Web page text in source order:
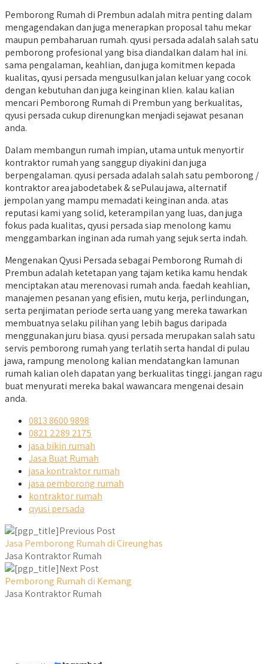
Pemborong Rumah di Prembun adalah mitra penting dalam
mengagendakan dan juga menerapkan proposal tahu mekar
maupun pembaharuan rumah. qyusi persada adalah salah satu
pemborong profesional yang bisa diandalkan dalam hal ini.
sama pengalaman, keahlian, dan juga komitmen kepada
kualitas, qyusi persada mengusulkan jalan keluar yang cocok
dengan kebutuhan dan juga keinginan klien. kalau kalian
mencari Pemborong Rumah di Prembun yang berkualitas,
qyusi persada cukup direnungkan menjadi sejawat pesanan
anda.
Dalam membangun rumah impian, utama untuk menyortir
kontraktor rumah yang sanggup diyakini dan juga
berpengalaman. qyusi persada adalah salah satu pemborong /
kontraktor area jabodetabek & sePulau jawa, alternatif
jempolan yang mampu memadati keinginan anda. atas
reputasi kami yang solid, keterampilan yang luas, dan juga
fokus pada kualitas, qyusi persada siap menolong kamu
menggambarkan inginan ada rumah yang sejuk serta indah.
Mengenakan Qyusi Persada sebagai Pemborong Rumah di
Prembun adalah ketetapan yang tajam ketika kamu hendak
menciptakan atau merenovasi rumah anda. faedah keahlian,
manajemen pesanan yang efisien, mutu kerja, perlindungan,
serta penjimatan periode serta uang yang mereka tawarkan
membuatnya selaku pilihan yang lebih bagus daripada
menggunakan juru biasa. qyusi persada merupakan salah satu
servis pemborong rumah yang terlatih serta handal di pulau
jawa, rampung menolong kalian mendatangkan lamunan
rumah kalian oleh dapatan yang berkualitas tinggi. jangan ragu
buat menyurati mereka bakal wawancara mengenai desain
anda.
0813 8600 9898
0821 2289 2175
jasa bikin rumah
Jasa Buat Rumah
jasa kontraktor rumah
jasa pemborong rumah
kontraktor rumah
qyusi persada
Previous Post
Jasa Pemborong Rumah di Cireunghas
Jasa Kontraktor Rumah
Next Post
Pemborong Rumah di Kemang
Jasa Kontraktor Rumah